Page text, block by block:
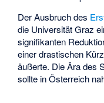
Der Ausbruch des
die Universität Graz
signifikanten
einer drastischen
äußerte. Die Ära des
sollte in Österreich